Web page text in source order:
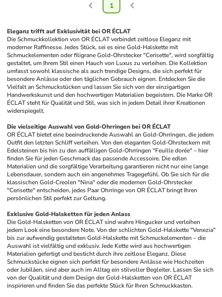
1
Eleganz trifft auf Exklusivität bei OR ÉCLAT
Die Schmuckkollektion von OR ÉCLAT verbindet zeitlose Eleganz mit
moderner Raffinesse. Jedes Stück, sei es eine Gold-Halskette mit
Schmuckelementen oder filigrane Gold-Ohrstecker "Cerisette", wird sorgfältig
gestaltet, um Ihrem Stil einen Hauch von Luxus zu verleihen. Die Kollektion
umfasst sowohl klassische als auch trendige Designs, die sich perfekt für
besondere Anlässe oder den täglichen Gebrauch eignen. Entdecken Sie die
Vielfalt an Schmuckstücken und lassen Sie sich von der einzigartigen
Handwerkskunst und den hochwertigen Materialien begeistern. Die Marke OR
ÉCLAT steht für Qualität und Stil, was sich in jedem Detail ihrer Kreationen
widerspiegelt.
Die vielseitige Auswahl von Gold-Ohrringen bei OR ÉCLAT
OR ÉCLAT bietet eine beeindruckende Auswahl an Gold-Ohrringen, die jedem
Outfit den letzten Schliff verleihen. Von den eleganten Gold-Ohrsteckern mit
Edelsteinen bis hin zu den auffälligen Gold-Ohrringen "Feuille dorée" – hier
finden Sie für jeden Geschmack das passende Accessoire. Die edlen
Materialien und die sorgfältige Verarbeitung garantieren nicht nur eine lange
Lebensdauer, sondern auch ein angenehmes Tragegefühl. Ob Sie sich für die
klassischen Gold-Creolen "Nina" oder die modernen Gold-Ohrstecker
"Cerisette" entscheiden, jedes Paar Ohrringe von OR ÉCLAT bringt Ihren
persönlichen Stil perfekt zur Geltung.
Exklusive Gold-Halsketten für jeden Anlass
Die Gold-Halsketten von OR ÉCLAT sind wahre Hingucker und verleihen
jedem Look eine besondere Note. Von der schlichten Gold-Halskette "Venezia"
bis zur aufwendig gestalteten Gold-Halskette mit Schmuckelementen – die
Auswahl ist vielfältig und exklusiv. Jede Kette wird aus hochwertigen
Materialien gefertigt und besticht durch ihre zeitlose Eleganz. Diese
Schmuckstücke eignen sich perfekt für besondere Anlässe wie Hochzeiten
oder Jubiläen, sind aber auch im Alltag ein stilvoller Begleiter. Lassen Sie sich
von der Qualität und dem Design der Gold-Halsketten von OR ÉCLAT
inspirieren und finden Sie das perfekte Stück für Ihren Schmuckkasten.